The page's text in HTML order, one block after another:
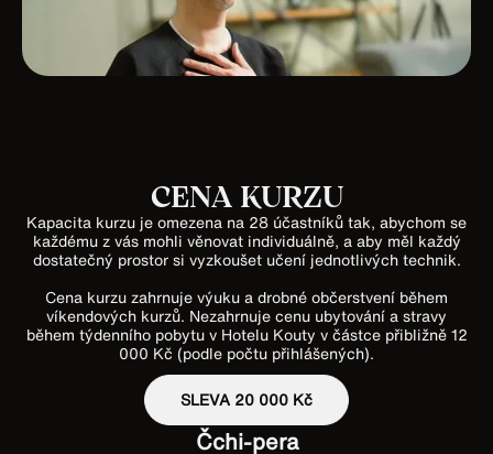
CENA KURZU
Kapacita kurzu je omezena na 28 účastníků tak, abychom se
každému z vás mohli věnovat individuálně, a aby měl každý
dostatečný prostor si vyzkoušet učení jednotlivých technik.
Cena kurzu zahrnuje výuku a drobné občerstvení během
víkendových kurzů. Nezahrnuje cenu ubytování a stravy
během týdenního pobytu v Hotelu Kouty v částce přibližně 12
000 Kč (podle počtu přihlášených).
SLEVA 20 000 Kč
Čchi-pera